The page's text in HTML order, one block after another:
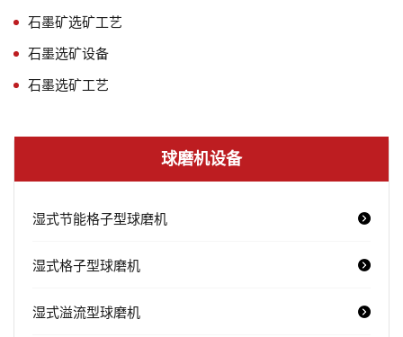
石墨矿选矿工艺
石墨选矿设备
石墨选矿工艺
球磨机设备
湿式节能格子型球磨机
湿式格子型球磨机
湿式溢流型球磨机